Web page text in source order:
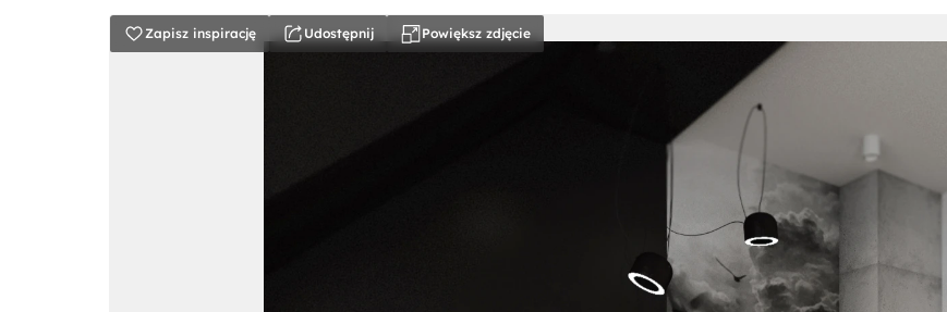
Zapisz inspirację Udostępnij Powiększ zdjęcie